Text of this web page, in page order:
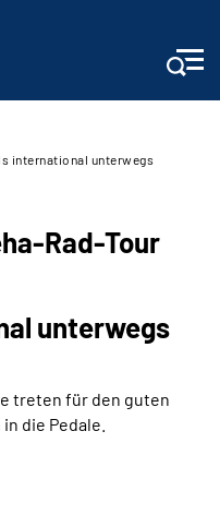
international unterwegs
Rad-Tour
unterwegs
treten für den guten
die Pedale.